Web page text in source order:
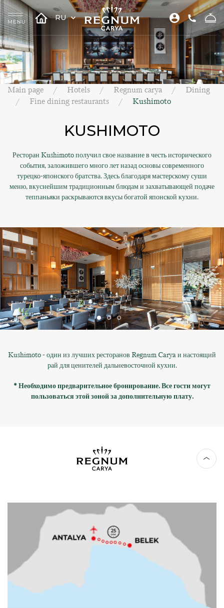
RU
Main page Hotels Regnum carya
Dining
Fine dining restaurants
Kushimoto
KUSHIMOTO
Ресторан Kushimoto получил свое название в честь исторического
события, заложившего много лет назад основы современного
турецко-японского братства. Здесь благодаря мастерскому суши
меню, вкуснейшим традиционным блюдам и захватывающей подаче
теппаньяки раскрываются вкусы богатой японской кухни.
Kushimoto - один из лучших ресторанов Regnum Carya и настоящий
рай для ценителей дальневосточной кухни.
* Необходимо предварительное бронирование. Все гости могут
пользоваться этой зоной за дополнительную плату.